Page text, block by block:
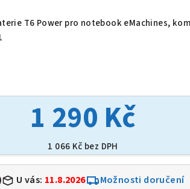
Power pro
T6 Power pro notebook eMachines,
1 290 Kč
1 066 Kč bez DPH
U vás: 11.8.2026 Možnosti doručení